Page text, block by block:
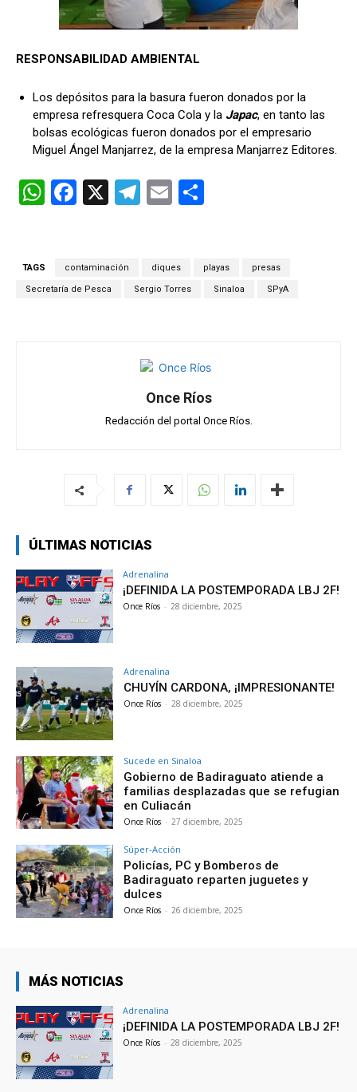
RESPONSABILIDAD AMBIENTAL
Los depósitos para la basura fueron donados por la
empresa refresquera Coca Cola y la Japac, en tanto las
bolsas ecológicas fueron donados por el empresario
Miguel Ángel Manjarrez, de la empresa Manjarrez Editores.
W
A
F
b
o
X
T
gr
a
E
p
ar
TAGS contaminación diques playas presas
Secretaría de Pesca Sergio Torres Sinaloa SPyA
Once Ríos
Redacción del portal Once Ríos.
ÚLTIMAS NOTICIAS
Adrenalina
¡DEFINIDA LA POSTEMPORADA LBJ 2F!
Once Ríos - 28 diciembre, 2025
Adrenalina
CHUYÍN CARDONA, ¡IMPRESIONANTE!
Once Ríos - 28 diciembre, 2025
Sucede en Sinaloa
Gobierno de Badiraguato atiende a
familias desplazadas que se refugian
en Culiacán
Once Ríos - 27 diciembre, 2025
Súper-Acción
Policías, PC y Bomberos de
Badiraguato reparten juguetes y
dulces
Once Ríos - 26 diciembre, 2025
MÁS NOTICIAS
Adrenalina
¡DEFINIDA LA POSTEMPORADA LBJ 2F!
Once Ríos - 28 diciembre, 2025